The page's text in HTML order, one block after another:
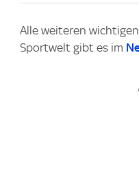
Alle weiteren
Sportwelt gibt es im